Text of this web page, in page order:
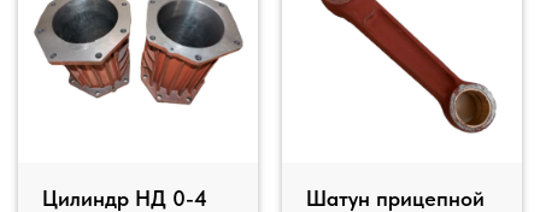
Цилиндр НД 0-4
Шатун прицепной